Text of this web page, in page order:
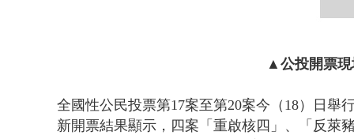
▲公投開票現
全國性公民投票第17案至第20案今（18）日舉
新開票結果顯示，四案「重啟核四」、「反萊